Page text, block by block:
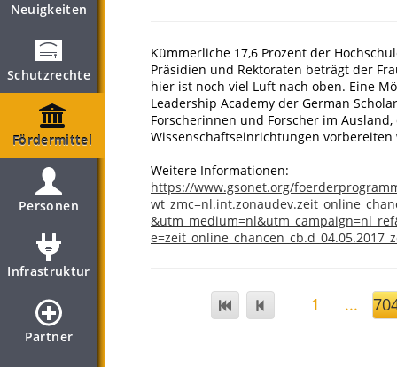
Neuigkeiten
Schutzrechte
Fördermittel
Personen
Infrastruktur
Partner
Kümmerliche 17,6 Prozent der
Präsidien und Rektoraten beträgt der
hier ist noch viel Luft nach oben. Eine
Leadership Academy der German
Forscherinnen und Forscher im
Wissenschaftseinrichtungen
Weitere Informationen:
https://www.gsonet.org/
1 ...